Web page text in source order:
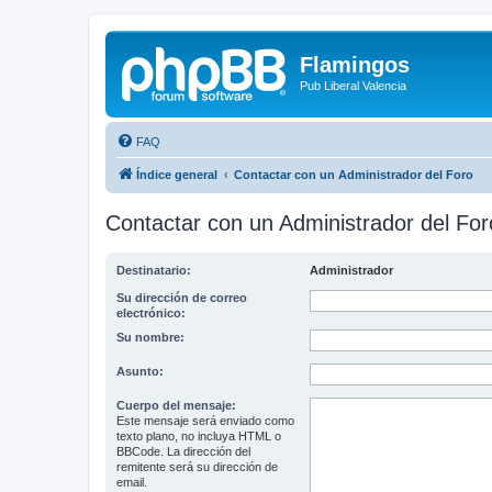
Flamingos
Pub Liberal Valencia
FAQ
Índice general Contactar con un Administrador del Foro
Contactar con un Administrador del
Destinatario: Administrador
Su dirección de correo
electrónico:
Su nombre:
Asunto:
Cuerpo del mensaje:
Este mensaje será enviado como
texto plano, no incluya HTML o
BBCode. La dirección del
remitente será su dirección de
email.